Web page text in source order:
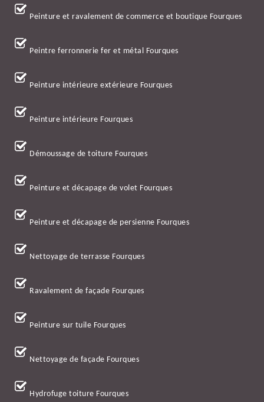
Peinture et ravalement de commerce et boutique Fourques
Peintre ferronnerie fer et métal Fourques
Peinture intérieure extérieure Fourques
Peinture intérieure Fourques
Démoussage de toiture Fourques
Peinture et décapage de volet Fourques
Peinture et décapage de persienne Fourques
Nettoyage de terrasse Fourques
Ravalement de façade Fourques
Peinture sur tuile Fourques
Nettoyage de façade Fourques
Hydrofuge toiture Fourques